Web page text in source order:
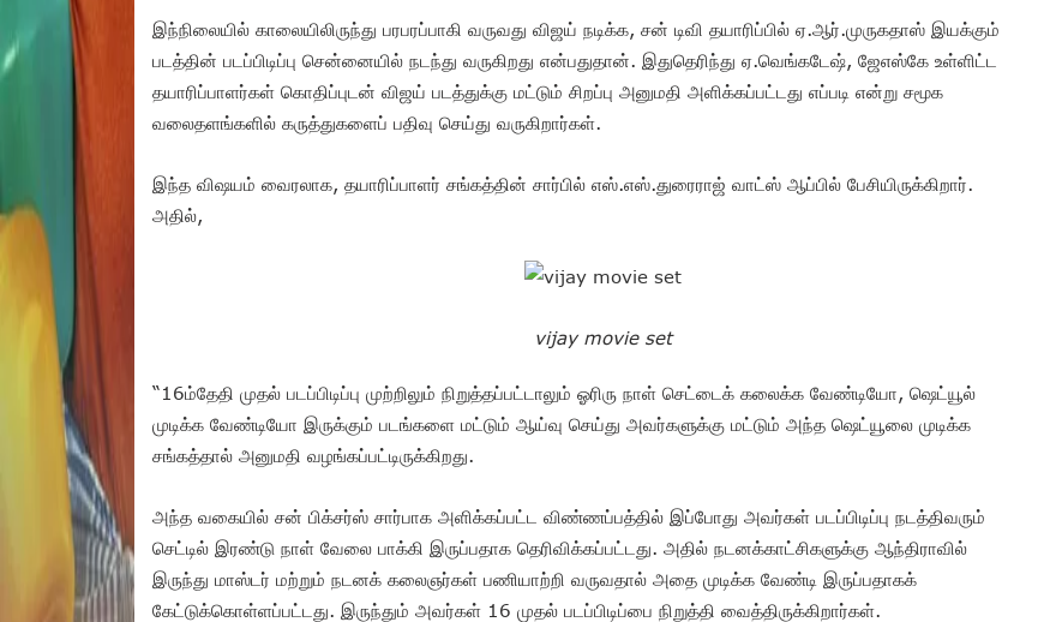
இந்நிலையில் காலையிலிருந்து பரபரப்பாகி வருவது விஜய் நடிக்க, சன் டிவி தயாரிப்பில் ஏ.ஆர்.முருகதாஸ் இயக்கும்
படத்தின் படப்பிடிப்பு சென்னையில் நடந்து வருகிறது என்பதுதான். இதுதெரிந்து ஏ.வெங்கடேஷ், ஜேஎஸ்கே உள்ளிட்ட
தயாரிப்பாளர்கள் கொதிப்புடன் விஜய் படத்துக்கு மட்டும் சிறப்பு அனுமதி அளிக்கப்பட்டது எப்படி என்று சமூக
வலைதளங்களில் கருத்துகளைப் பதிவு செய்து வருகிறார்கள்.
இந்த விஷயம் வைரலாக, தயாரிப்பாளர் சங்கத்தின் சார்பில் எஸ்.எஸ்.துரைராஜ் வாட்ஸ் ஆப்பில் பேசியிருக்கிறார்.
அதில்,
vijay movie set
“16ம்தேதி முதல் படப்பிடிப்பு முற்றிலும் நிறுத்தப்பட்டாலும் ஓரிரு நாள் செட்டைக் கலைக்க வேண்டியோ, ஷெட்யூல்
முடிக்க வேண்டியோ இருக்கும் படங்களை மட்டும் ஆய்வு செய்து அவர்களுக்கு மட்டும் அந்த ஷெட்யூலை முடிக்க
சங்கத்தால் அனுமதி வழங்கப்பட்டிருக்கிறது.
அந்த வகையில் சன் பிக்சர்ஸ் சார்பாக அளிக்கப்பட்ட விண்ணப்பத்தில் இப்போது அவர்கள் படப்பிடிப்பு நடத்திவரும்
செட்டில் இரண்டு நாள் வேலை பாக்கி இருப்பதாக தெரிவிக்கப்பட்டது. அதில் நடனக்காட்சிகளுக்கு ஆந்திராவில்
இருந்து மாஸ்டர் மற்றும் நடனக் கலைஞர்கள் பணியாற்றி வருவதால் அதை முடிக்க வேண்டி இருப்பதாகக்
கேட்டுக்கொள்ளப்பட்டது. இருந்தும் அவர்கள் 16 முதல் படப்பிடிப்பை நிறுத்தி வைத்திருக்கிறார்கள்.